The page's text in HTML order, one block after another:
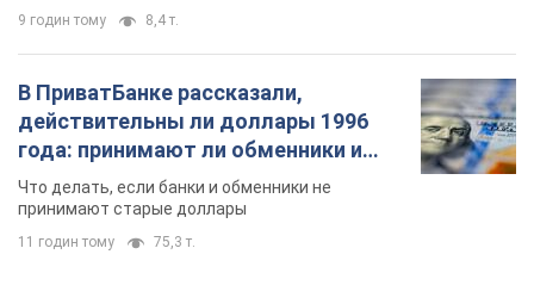
9 годин тому 8,4 т.
В ПриватБанке рассказали,
действительны ли доллары 1996
года: принимают ли обменники и
банки такие купюры
Что делать, если банки и обменники не
принимают старые доллары
11 годин тому 75,3 т.